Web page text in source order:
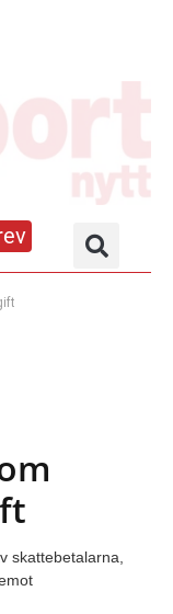
skattebetalarna,